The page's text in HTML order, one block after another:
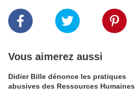
Vous aimerez aussi
Didier Bille dénonce les pratiques
abusives des Ressources Humaines